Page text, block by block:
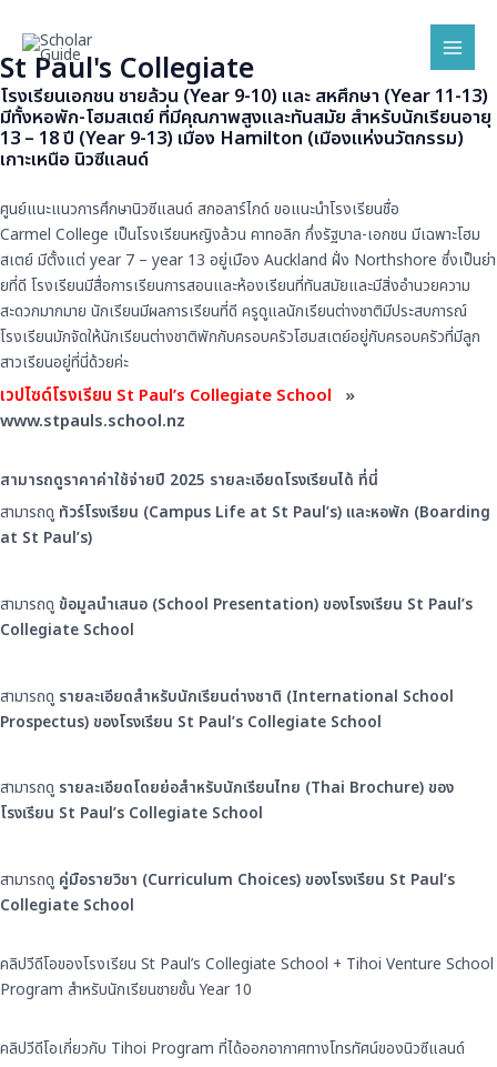
content
St Paul's Collegiate
โรงเรียนเอกชน ชายล้วน (Year 9-10) และ สหศึกษา (Year 11-13)
มีทั้งหอพัก-โฮมสเตย์ ที่มีคุณภาพสูงและทันสมัย สำหรับนักเรียนอายุ
13 – 18 ปี (Year 9-13) เมือง Hamilton (เมืองแห่งนวัตกรรม)
เกาะเหนือ นิวซีแลนด์
ศูนย์แนะแนวการศึกษานิวซีแลนด์ สกอลาร์ไกด์ ขอแนะนำโรงเรียนชื่อ
Carmel College เป็นโรงเรียนหญิงล้วน คาทอลิก กึ่งรัฐบาล-เอกชน มีเฉพาะโฮม
สเตย์ มีตั้งแต่ year 7 – year 13 อยู่เมือง Auckland ฝั่ง Northshore ซึ่งเป็นย่า
ยที่ดี โรงเรียนมีสื่อการเรียนการสอนและห้องเรียนที่ทันสมัยและมีสิ่งอำนวยความ
สะดวกมากมาย นักเรียนมีผลการเรียนที่ดี ครูดูแลนักเรียนต่างชาติมีประสบการณ์
โรงเรียนมักจัดให้นักเรียนต่างชาติพักกับครอบครัวโฮมสเตย์อยู่กับครอบครัวที่มีลูก
สาวเรียนอยู่ที่นี่ด้วยค่ะ
เวปไซด์โรงเรียน St Paul’s Collegiate School
»
www.stpauls.school.nz
สามารถดูราคาค่าใช้จ่ายปี 2025 รายละเอียดโรงเรียนได้ ที่นี่
สามารถดู ทัวร์โรงเรียน (Campus Life at St Paul’s) และหอพัก (Boarding
at St Paul’s)
สามารถดู ข้อมูลนำเสนอ (School Presentation) ของโรงเรียน St Paul’s
Collegiate School
สามารถดู รายละเอียดสำหรับนักเรียนต่างชาติ (International School
Prospectus) ของโรงเรียน St Paul’s Collegiate School
สามารถดู รายละเอียดโดยย่อสำหรับนักเรียนไทย (Thai Brochure) ของ
โรงเรียน St Paul’s Collegiate School
สามารถดู คู่มือรายวิชา (Curriculum Choices) ของโรงเรียน St Paul’s
Collegiate School
คลิปวีดีโอของโรงเรียน St Paul’s Collegiate School + Tihoi Venture School
Program สำหรับนักเรียนชายชั้น Year 10
คลิปวีดีโอเกี่ยวกับ Tihoi Program ที่ได้ออกอากาศทางโทรทัศน์ของนิวซีแลนด์